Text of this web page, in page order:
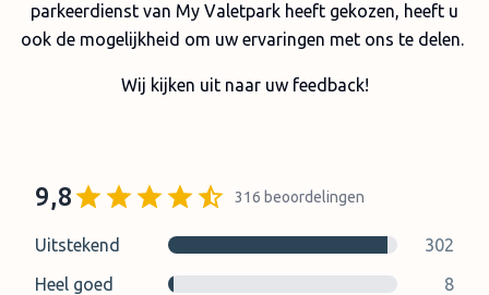
parkeerdienst van My Valetpark heeft gekozen, heeft u
ook de mogelijkheid om uw ervaringen met ons te delen.
Wij kijken uit naar uw feedback!
9,8 316 beoordelingen
Uitstekend
302
Heel goed
8